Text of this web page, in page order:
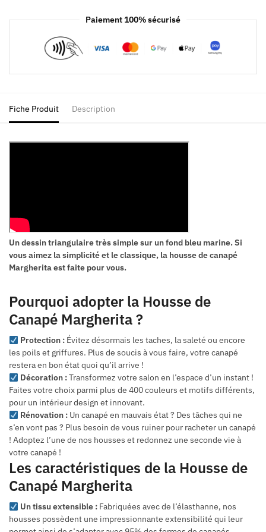
Paiement 100% sécurisé
Fiche Produit Description
Un dessin triangulaire très simple sur un fond bleu marine. Si
vous aimez la simplicité et le classique, la housse de canapé
Margherita est faite pour vous.
Pourquoi adopter la Housse de
Canapé Margherita ?
Protection :Évitez désormais les taches, la saleté ou encore
les poils et griffures. Plus de soucis à vous faire, votre canapé
restera en bon état quoi qu’il arrive !
Décoration :Transformez votre salon en l’espace d’un instant !
Faites votre choix parmi plus de 400 couleurs et motifs différents,
pour un intérieur design et innovant.
Rénovation :Un canapé en mauvais état ? Des tâches qui ne
s’en vont pas ? Plus besoin de vous ruiner pour racheter un canapé
! Adoptez l’une de nos housses et redonnez une seconde vie à
votre canapé !
Les caractéristiques de la Housse de
Canapé Margherita
Un tissu extensible :Fabriquées avec de l’élasthanne, nos
housses possèdent une impressionnante extensibilité qui leur